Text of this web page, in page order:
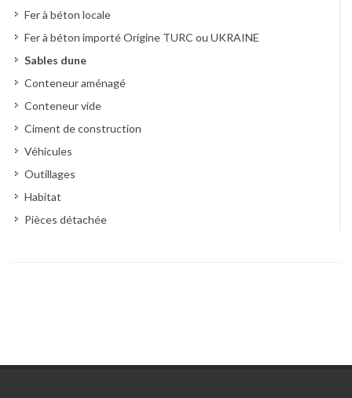
Fer à béton locale
Fer à béton importé Origine TURC ou UKRAINE
Sables dune
Conteneur aménagé
Conteneur vide
Ciment de construction
Véhicules
Outillages
Habitat
Pièces détachée